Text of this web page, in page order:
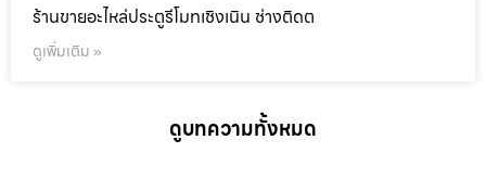
ร้านขายอะไหล่ประตูรีโมทเชิงเนิน ช่างติดต
ดูเพิ่มเติม »
ดูบทความทั้งหมด